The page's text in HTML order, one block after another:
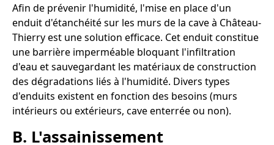
Afin de prévenir l'humidité, l'mise en place d'un
enduit d'étanchéité sur les murs de la cave à Château-
Thierry est une solution efficace. Cet enduit constitue
une barrière imperméable bloquant l'infiltration
d'eau et sauvegardant les matériaux de construction
des dégradations liés à l'humidité. Divers types
d'enduits existent en fonction des besoins (murs
intérieurs ou extérieurs, cave enterrée ou non).
B. L'assainissement